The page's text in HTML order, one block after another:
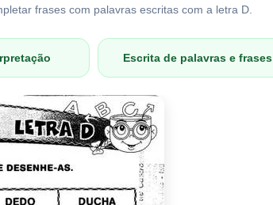
frases com palavras escritas com a letra D.
Escrita de palavras e frases